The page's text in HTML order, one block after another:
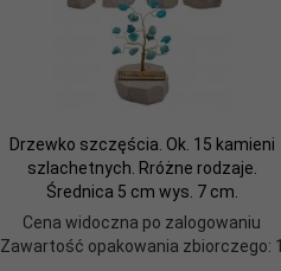
Drzewko szczęścia. Ok. 15 kamieni
szlachetnych. Rróżne rodzaje.
Średnica 5 cm wys. 7 cm.
Cena widoczna po zalogowaniu
Zawartość opakowania zbiorczego: 1